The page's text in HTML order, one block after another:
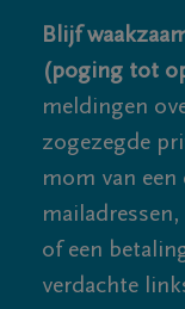
Blijf
(poging tot
meldingen
zogezegde
mom van
of een
verdachte